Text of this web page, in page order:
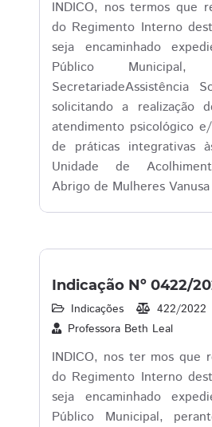
INDICO, nos termos que
do Regimento Interno
seja encaminhado
Público
SecretariadeAssistência
solicitando a realização
atendimento psicológico
de práticas integrativas
Unidade de
Abrigo de Mulheres
Indicação Nº 0422/
Indicações 422/2022
Professora Beth Leal
INDICO, nos ter mos que
do Regimento Interno
seja encaminhado
Público Municipal,